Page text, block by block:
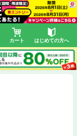
カート はじめての方へ